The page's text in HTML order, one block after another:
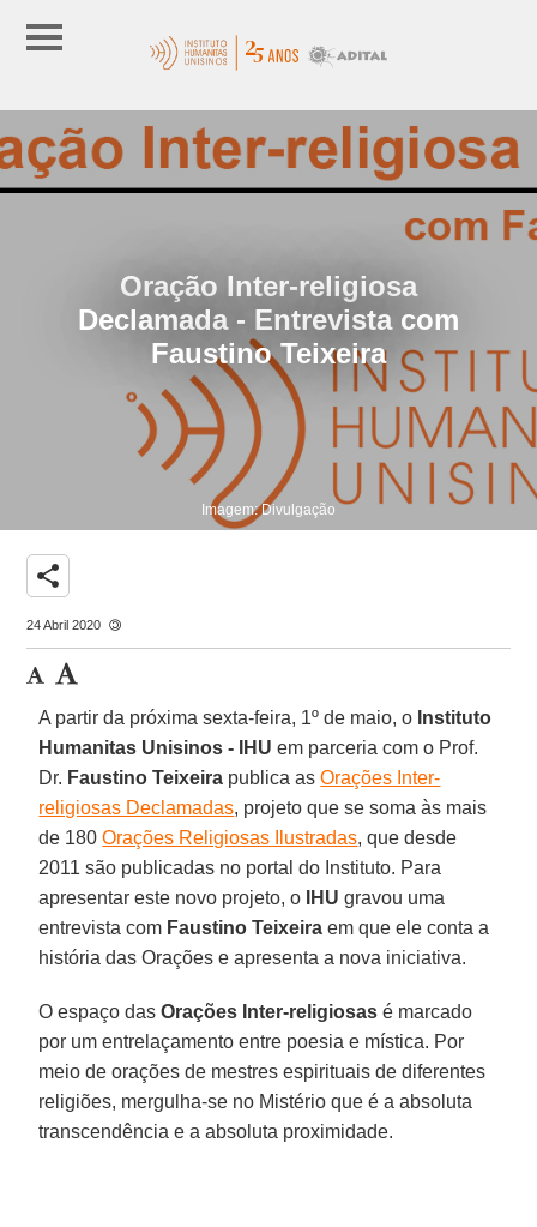
Oração Inter-religiosa
Declamada - Entrevista com
Faustino Teixeira
Imagem: Divulgação
share
24 Abril 2020
A partir da próxima sexta-feira, 1º de maio, o Instituto
Humanitas Unisinos - IHU em parceria com o Prof.
Dr. Faustino Teixeira publica asOrações Inter-
religiosas Declamadas, projeto que se soma às mais
de 180Orações Religiosas Ilustradas, que desde
2011 são publicadas no portal do Instituto. Para
apresentar este novo projeto, o
IHU gravou uma
entrevista com Faustino Teixeira em que ele conta a
história das Orações e apresenta a nova iniciativa.
O espaço dasOrações Inter-religiosas é marcado
por um entrelaçamento entre poesia e mística. Por
meio de orações de mestres espirituais de diferentes
religiões, mergulha-se no Mistério que é a absoluta
transcendência e a absoluta proximidade.